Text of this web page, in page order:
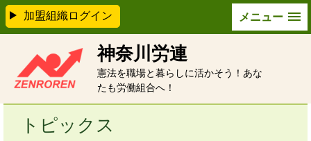
メニュー
神奈川労連
憲法を職場と暮らしに活かそう！あな
たも労働組合へ！
加盟組織ログイン
トピックス